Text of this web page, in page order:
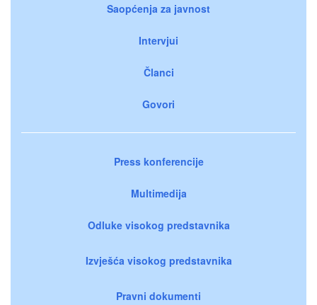
Saopćenja za javnost
Intervjui
Članci
Govori
Press konferencije
Multimedija
Odluke visokog predstavnika
Izvješća visokog predstavnika
Pravni dokumenti